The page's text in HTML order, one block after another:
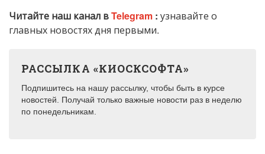
Читайте наш канал вTelegram : узнавайте о
главных новостях дня первыми.
РАССЫЛКА «КИОСКСОФТА»
Подпишитесь на нашу рассылку, чтобы быть в курсе
новостей. Получай только важные новости раз в неделю
по понедельникам.